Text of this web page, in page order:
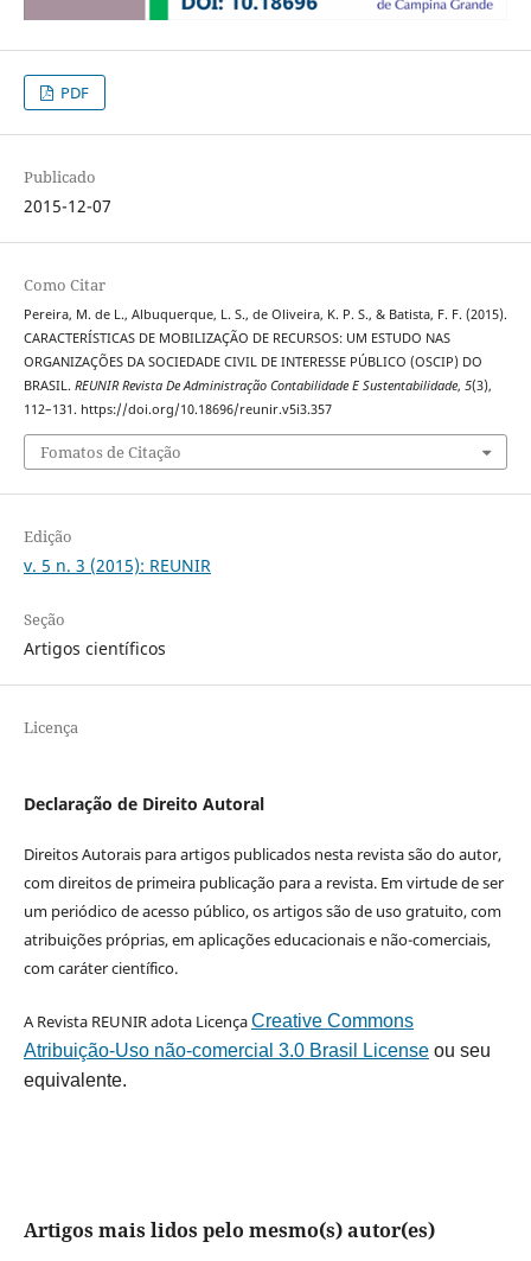
PDF
Publicado
2015-12-07
Como Citar
Pereira, M. de L., Albuquerque, L. S., de Oliveira, K. P. S., & Batista, F. F. (2015).
CARACTERÍSTICAS DE MOBILIZAÇÃO DE RECURSOS: UM ESTUDO NAS
ORGANIZAÇÕES DA SOCIEDADE CIVIL DE INTERESSE PÚBLICO (OSCIP) DO
BRASIL. REUNIR Revista De Administração Contabilidade E Sustentabilidade, 5(3),
112–131. https://doi.org/10.18696/reunir.v5i3.357
Fomatos de Citação
Edição
v. 5 n. 3 (2015): REUNIR
Seção
Artigos científicos
Licença
Declaração de Direito Autoral
Direitos Autorais para artigos publicados nesta revista são do autor,
com direitos de primeira publicação para a revista. Em virtude de ser
um periódico de acesso público, os artigos são de uso gratuito, com
atribuições próprias, em aplicações educacionais e não-comerciais,
com caráter científico.
A Revista REUNIR adota LicençaCreative Commons
Atribuição-Uso não-comercial 3.0 Brasil Licenseou seu
equivalente.
Artigos mais lidos pelo mesmo(s) autor(es)